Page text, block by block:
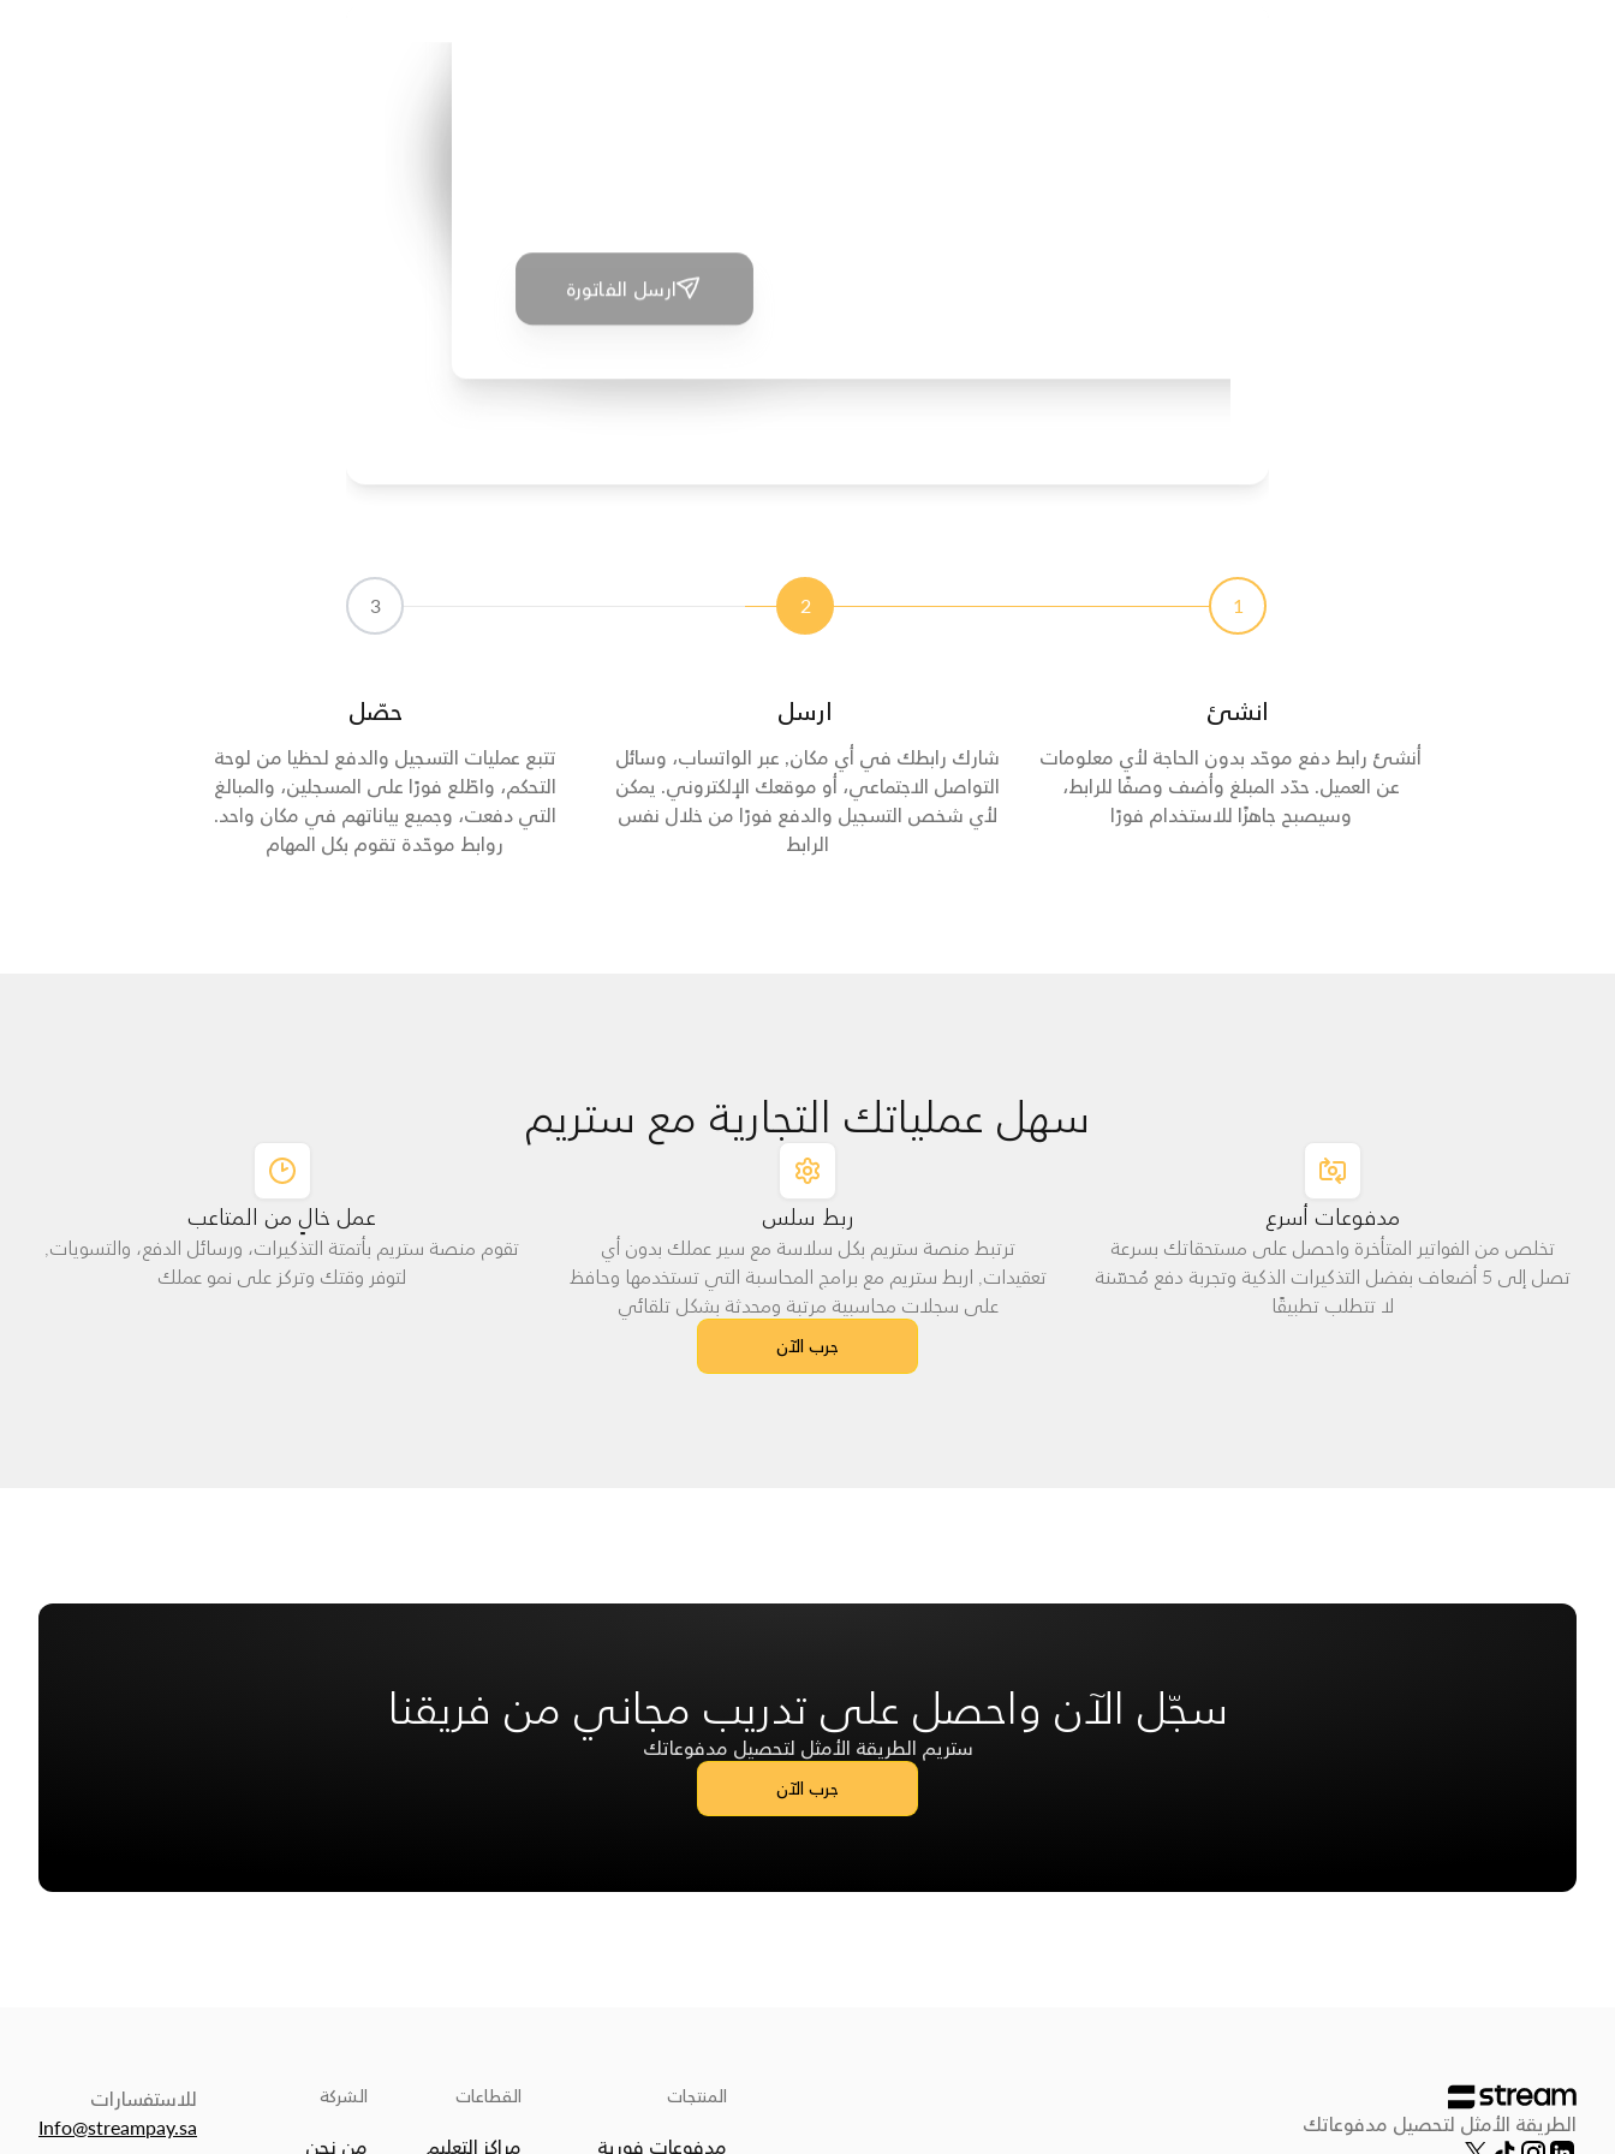
ارسل الفاتورة
1
انشئ
2
ارسل
3
حصّل
أنشئ رابط دفع موحّد بدون الحاجة لأي معلومات
عن العميل. حدّد المبلغ وأضف وصفًا للرابط،
وسيصبح جاهزًا للاستخدام فورًا
شارك رابطك في أي مكان, عبر الواتساب، وسائل
التواصل الاجتماعي، أو موقعك الإلكتروني. يمكن
لأي شخص التسجيل والدفع فورًا من خلال نفس
الرابط
تتبع عمليات التسجيل والدفع لحظيا من لوحة
التحكم، واطّلع فورًا على المسجلين، والمبالغ
التي دفعت، وجميع بياناتهم في مكان واحد.
روابط موحّدة تقوم بكل المهام
سهل عملياتك التجارية مع ستريم
مدفوعات أسرع
تخلص من الفواتير المتأخرة واحصل على مستحقاتك بسرعة
تصل إلى 5 أضعاف بفضل التذكيرات الذكية وتجربة دفع مُحسّنة
لا تتطلب تطبيقًا
ربط سلس
ترتبط منصة ستريم بكل سلاسة مع سير عملك بدون أي
تعقيدات, اربط ستريم مع برامج المحاسبة التي تستخدمها وحافظ
على سجلات محاسبية مرتبة ومحدثة بشكل تلقائي
عمل خالٍ من المتاعب
تقوم منصة ستريم بأتمتة التذكيرات، ورسائل الدفع، والتسويات,
لتوفر وقتك وتركز على نمو عملك
جرب الآن
سجّل الآن واحصل على تدريب مجاني من فريقنا
ستريم الطريقة الأمثل لتحصيل مدفوعاتك
جرب الآن
الطريقة الأمثل لتحصيل مدفوعاتك
المنتجات
مدفوعات فورية
القطاعات
مراكز التعليم
الشركة
من نحن
للاستفسارات
Info@streampay.sa